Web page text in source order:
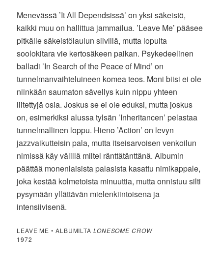
Menevässä ’It All Dependsissä’ on yksi säkeistö,
kaikki muu on hallittua jammailua. ’Leave Me’ pääsee
pitkälle säkeistölaulun siivillä, mutta lopulta
soolokitara vie kertosäkeen paikan. Psykedeelinen
balladi ’In Search of the Peace of Mind’ on
tunnelmanvaihteluineen komea teos. Moni biisi ei ole
niinkään saumaton sävellys kuin nippu yhteen
liitettyjä osia. Joskus se ei ole eduksi, mutta joskus
on, esimerkiksi alussa tylsän ’Inheritancen’ pelastaa
tunnelmallinen loppu. Hieno ’Action’ on levyn
jazzvaikutteisin pala, mutta itseisarvoisen venkoilun
nimissä käy välillä miltei ränttätänttänä. Albumin
päättää monenlaisista palasista kasattu nimikappale,
joka kestää kolmetoista minuuttia, mutta onnistuu silti
pysymään yllättävän mielenkiintoisena ja
intensiivisenä.
LEAVE ME • ALBUMILTA LONESOME CROW
1972